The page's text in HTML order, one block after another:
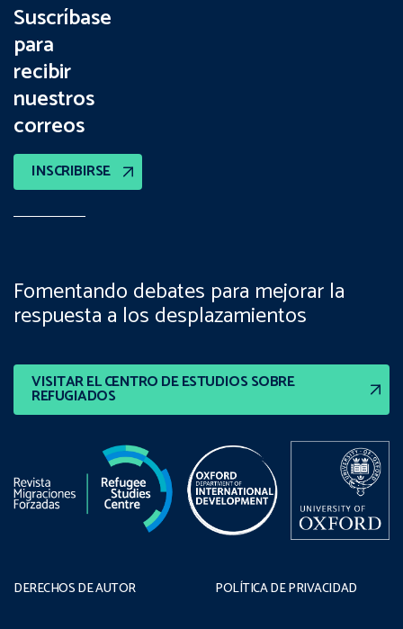
Suscríbase
para
recibir
nuestros
correos
INSCRIBIRSE
VISITAR EL CENTRO DE ESTUDIOS SOBRE
REFUGIADOS
Fomentando debates para mejorar la
respuesta a los desplazamientos
DERECHOS DE AUTOR POLÍTICA DE PRIVACIDAD